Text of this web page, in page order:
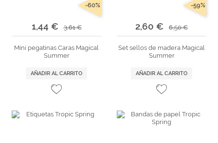
1,44 € 3,61 €
-60%
Mini pegatinas Caras Magical
Summer
AÑADIR AL CARRITO
2,60 € 6,50 €
-59%
Set sellos de madera Magical
Summer
AÑADIR AL CARRITO